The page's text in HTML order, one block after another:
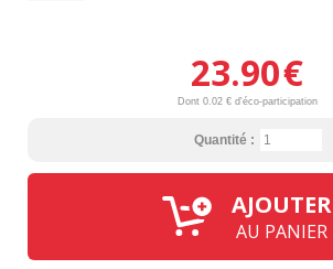
23.90€
Dont 0.02 € d'éco-participation
Quantité :
AJOUTER
AU PANIER